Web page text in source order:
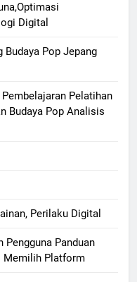
Digital
Pop Jepang
Pelatihan
Budaya Pop Analisis
Perilaku Digital
Pengguna Panduan
Memilih Platform